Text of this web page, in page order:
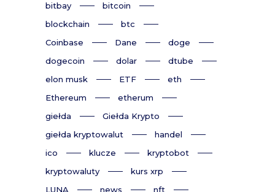
bitbay
bitcoin
blockchain
btc
Coinbase
Dane
doge
dogecoin
dolar
dtube
elon musk
ETF
eth
Ethereum
etherum
giełda
Giełda Krypto
giełda kryptowalut
handel
ico
klucze
kryptobot
kryptowaluty
kurs xrp
LUNA
news
nft